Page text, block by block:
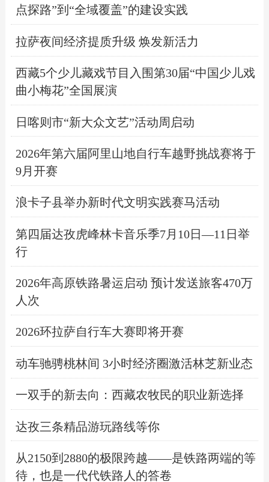
点探路”到“全域覆盖”的建设实践
拉萨夜间经济提质升级 焕发新活力
西藏5个少儿藏戏节目入围第30届“中国少儿戏
曲小梅花”全国展演
日喀则市“新大众文艺”活动周启动
2026年第六届阿里山地自行车越野挑战赛将于
9月开赛
浪卡子县举办新时代文明实践赛马活动
第四届达孜虎峰林卡音乐季7月10日—11日举
行
2026年高原铁路暑运启动 预计发送旅客470万
人次
2026环拉萨自行车大赛即将开赛
动车驰骋桃林间 3小时经济圈激活林芝新业态
一双手的新去向：西藏农牧民的职业新选择
达孜三条精品游玩路线等你
从2150到2880的极限跨越——是铁路两端的等
待，也是一代代铁路人的答卷